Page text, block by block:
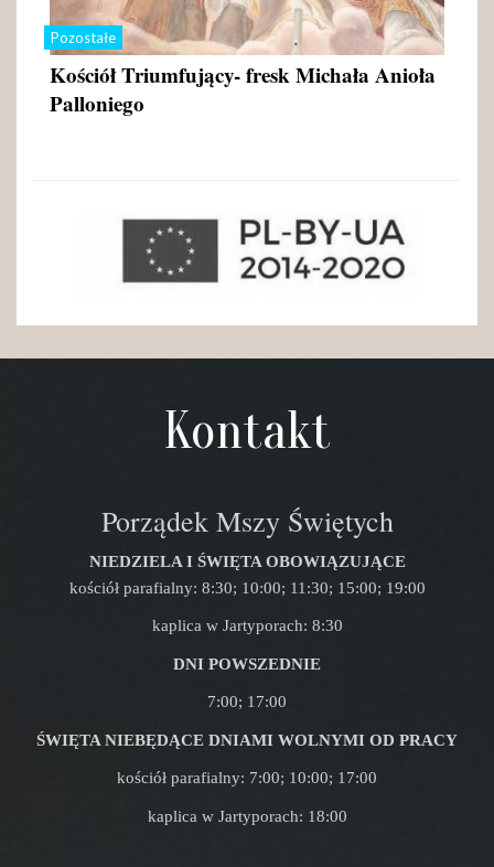
Pozostałe
Kościół Triumfujący- fresk Michała Anioła
Palloniego
Kontakt
Porządek Mszy Świętych
NIEDZIELA I ŚWIĘTA OBOWIĄZUJĄCE
kościół parafialny: 8:30; 10:00; 11:30; 15:00; 19:00
kaplica w Jartyporach: 8:30
DNI POWSZEDNIE
7:00; 17:00
ŚWIĘTA NIEBĘDĄCE DNIAMI WOLNYMI OD PRACY
kościół parafialny: 7:00; 10:00; 17:00
kaplica w Jartyporach: 18:00